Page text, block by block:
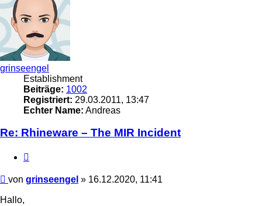
grinseengel
Establishment
Beiträge: 1002
Registriert: 29.03.2011, 13:47
Echter Name: Andreas
Re: Rhineware – The MIR Incident
Beitrag
von grinseengel » 16.12.2020, 11:41
Hallo,